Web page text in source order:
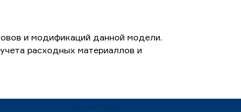
и модификаций данной модели.
расходных материаллов и